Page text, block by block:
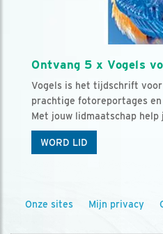
Ontvang 5 x Vogels
Vogels is het tijdschrift
prachtige fotoreportages
Met jouw lidmaatschap help
WORD LID
Onze sites Mijn privacy